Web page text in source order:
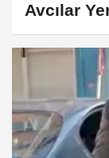
Avcılar
yeniden